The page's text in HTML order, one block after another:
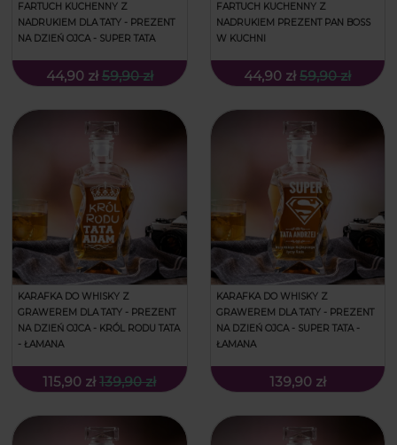
FARTUCH KUCHENNY Z
NADRUKIEM DLA TATY - PREZENT
NA DZIEŃ OJCA - SUPER TATA
44,90 zł 59,90 zł
FARTUCH KUCHENNY Z
NADRUKIEM PREZENT PAN BOSS
W KUCHNI
44,90 zł 59,90 zł
KARAFKA DO WHISKY Z
GRAWEREM DLA TATY - PREZENT
NA DZIEŃ OJCA - KRÓL RODU TATA
- ŁAMANA
115,90 zł 139,90 zł
KARAFKA DO WHISKY Z
GRAWEREM DLA TATY - PREZENT
NA DZIEŃ OJCA - SUPER TATA -
ŁAMANA
139,90 zł